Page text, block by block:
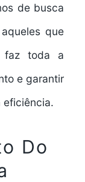
de busca
que
faz toda a
e garantir
eficiência.
Do